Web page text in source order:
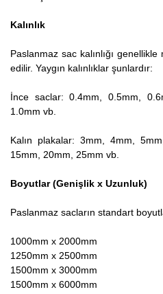
Kalınlık
Paslanmaz sac kalınlığı
edilir. Yaygın kalınlıklar şunlardır:
İnce saclar: 0.4mm, 0.5mm,
1.0mm vb.
Kalın plakalar: 3mm, 4mm,
15mm, 20mm, 25mm vb.
Boyutlar (Genişlik x Uzunluk)
Paslanmaz sacların standart
1000mm x 2000mm
1250mm x 2500mm
1500mm x 3000mm
1500mm x 6000mm